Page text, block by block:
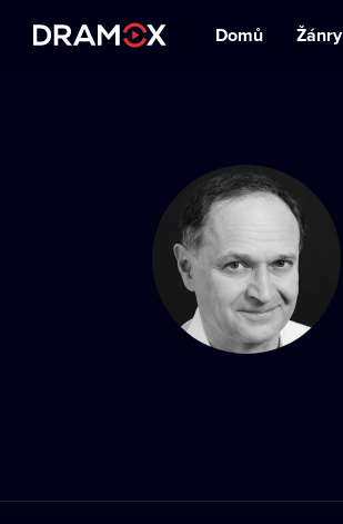
Domů Žánry